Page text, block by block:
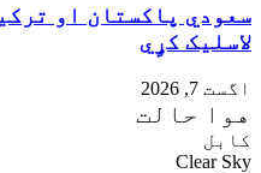
سعودي پاکستان او
لاسلیک کړٍي
اگست 7, 2026
هوا حالت
کابل
Clear Sky